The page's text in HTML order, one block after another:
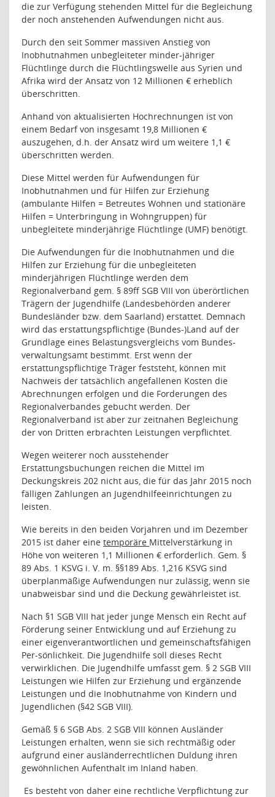
die zur Verfügung stehenden Mittel für die Begleichung
der noch anstehenden Aufwendungen nicht aus.
Durch den seit Sommer massiven Anstieg von
Inobhutnahmen unbegleiteter minder-jähriger
Flüchtlinge durch die Flüchtlingswelle aus Syrien und
Afrika wird der Ansatz von 12 Millionen € erheblich
überschritten.
Anhand von aktualisierten Hochrechnungen ist von
einem Bedarf von insgesamt 19,8 Millionen €
auszugehen, d.h. der Ansatz wird um weitere 1,1 €
überschritten werden.
Diese Mittel werden für Aufwendungen für
Inobhutnahmen und für Hilfen zur Erziehung
(ambulante Hilfen = Betreutes Wohnen und stationäre
Hilfen = Unterbringung in Wohngruppen) für
unbegleitete minderjährige Flüchtlinge (UMF) benötigt.
Die Aufwendungen für die Inobhutnahmen und die
Hilfen zur Erziehung für die unbegleiteten
minderjährigen Flüchtlinge werden dem
Regionalverband gem. § 89ff SGB VIII von überörtlichen
Trägern der Jugendhilfe (Landesbehörden anderer
Bundesländer bzw. dem Saarland) erstattet. Demnach
wird das erstattungspflichtige (Bundes-)Land auf der
Grundlage eines Belastungsvergleichs vom Bundes-
verwaltungsamt bestimmt. Erst wenn der
erstattungspflichtige Träger feststeht, können mit
Nachweis der tatsächlich angefallenen Kosten die
Abrechnungen erfolgen und die Forderungen des
Regionalverbandes gebucht werden. Der
Regionalverband ist aber zur zeitnahen Begleichung
der von Dritten erbrachten Leistungen verpflichtet.
Wegen weiterer noch ausstehender
Erstattungsbuchungen reichen die Mittel im
Deckungskreis 202 nicht aus, die für das Jahr 2015 noch
fälligen Zahlungen an Jugendhilfeeinrichtungen zu
leisten.
Wie bereits in den beiden Vorjahren und im Dezember
2015 ist daher eine temporäre Mittelverstärkung in
Höhe von weiteren 1,1 Millionen € erforderlich. Gem. §
89 Abs. 1 KSVG i. V. m. §§189 Abs. 1,216 KSVG sind
überplanmäßige Aufwendungen nur zulässig, wenn sie
unabweisbar sind und die Deckung gewährleistet ist.
Nach §1 SGB VIII hat jeder junge Mensch ein Recht auf
Förderung seiner Entwicklung und auf Erziehung zu
einer eigenverantwortlichen und gemeinschaftsfähigen
Per-sönlichkeit. Die Jugendhilfe soll dieses Recht
verwirklichen. Die Jugendhilfe umfasst gem. § 2 SGB VIII
Leistungen wie Hilfen zur Erziehung und ergänzende
Leistungen und die Inobhutnahme von Kindern und
Jugendlichen (§42 SGB VIII).
Gemäß § 6 SGB Abs. 2 SGB VIII können Ausländer
Leistungen erhalten, wenn sie sich rechtmäßig oder
aufgrund einer ausländerrechtlichen Duldung ihren
gewöhnlichen Aufenthalt im Inland haben.
Es besteht von daher eine rechtliche Verpflichtung zur